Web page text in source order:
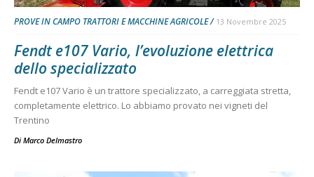
PROVE IN CAMPO TRATTORI E MACCHINE AGRICOLE 13 Novembre 2025
Fendt e107 Vario, l’evoluzione elettrica
dello specializzato
Fendt e107 Vario è un trattore specializzato, a carreggiata stretta,
completamente elettrico. Lo abbiamo provato nei vigneti del
Trentino
Di Marco Delmastro